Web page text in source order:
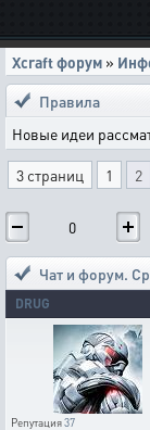
Xcraft форум »
Правила
Новые идеи
3 страниц 1 2
0
Чат и форум.
DRUG
Репутация37